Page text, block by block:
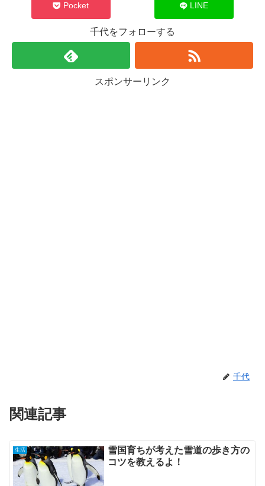
Pocket LINE
千代をフォローする
スポンサーリンク
千代
関連記事
生活
雪国育ちが考えた雪道の歩き方の
コツを教えるよ！